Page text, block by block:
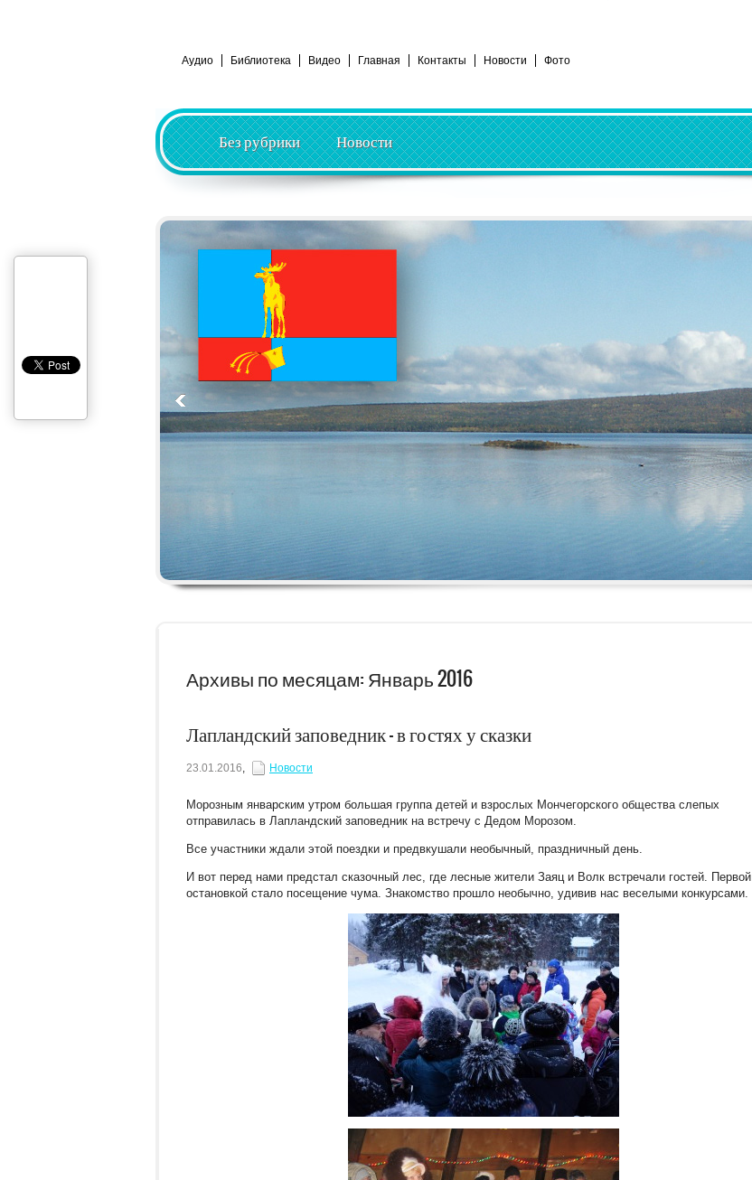
Аудио Библиотека Видео Главная Контакты Новости Фото
Без рубрики Новости
Архивы по месяцам: Январь 2016
Лапландский заповедник – в гостях у сказки
23.01.2016, Новости
Морозным январским утром большая группа детей и взрослых Мончегорского общества слепых
отправилась в Лапландский заповедник на встречу с Дедом Морозом.
Все участники ждали этой поездки и предвкушали необычный, праздничный день.
И вот перед нами предстал сказочный лес, где лесные жители Заяц и Волк встречали гостей. Первой
остановкой стало посещение чума. Знакомство прошло необычно, удивив нас веселыми конкурсами.